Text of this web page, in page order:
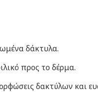
δάκτυλα.
προς το δέρμα.
δακτύλων και